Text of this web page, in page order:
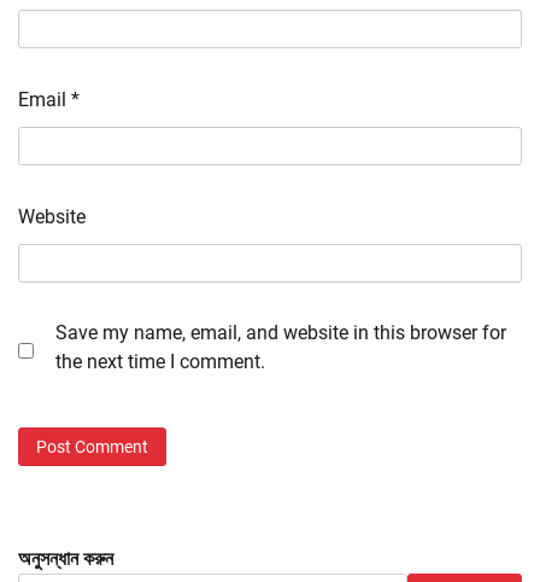
Email *
Website
Save my name, email, and website in this browser for
the next time I comment.
অনুসন্ধান করুন